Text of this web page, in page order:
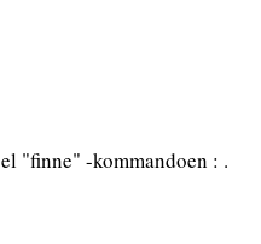
"finne" -kommandoen : .